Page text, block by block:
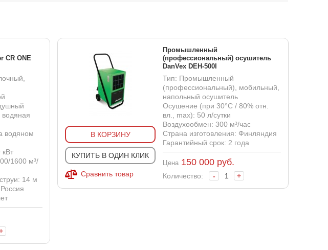
CR ONE
водяная
водяном
1600 м³/
14 м
В КОРЗИНУ
КУПИТЬ В ОДИН КЛИК
Сравнить товар
Промышленный
(профессиональный) осушитель
DanVex DEH-500I
Тип: Промышленный
(профессиональный), мобильный,
напольный осушитель
Осушение (при 30°С / 80% отн.
вл., max): 50 л/сутки
Воздухообмен: 300 м³/час
Страна изготовления: Финляндия
Гарантийный срок: 2 года
Цена 150 000 руб.
Количество: - +